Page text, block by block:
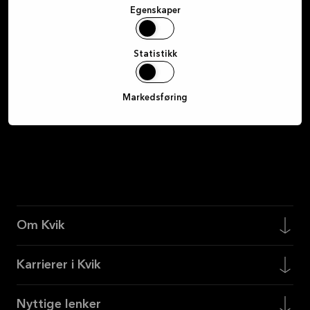
Egenskaper
Statistikk
Markedsføring
Registrer deg
Om Kvik
Karrierer i Kvik
Nyttige lenker